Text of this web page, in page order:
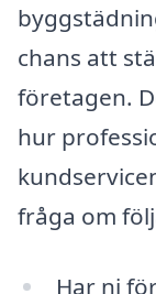
chans att
företagen.
hur
fråga om
Har ni